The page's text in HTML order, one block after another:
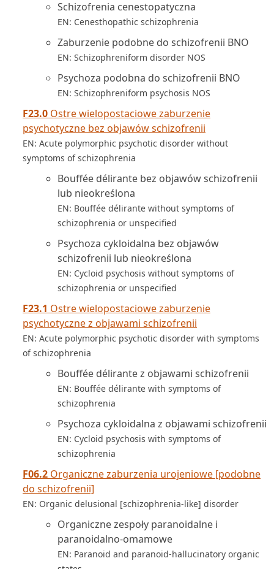
Schizofrenia cenestopatyczna
EN: Cenesthopathic schizophrenia
Zaburzenie podobne do schizofrenii BNO
EN: Schizophreniform disorder NOS
Psychoza podobna do schizofrenii BNO
EN: Schizophreniform psychosis NOS
F23.0 Ostre wielopostaciowe zaburzenie
psychotyczne bez objawów schizofrenii
EN: Acute polymorphic psychotic disorder without
symptoms of schizophrenia
Bouffée délirante bez objawów schizofrenii
lub nieokreślona
EN: Bouffée délirante without symptoms of
schizophrenia or unspecified
Psychoza cykloidalna bez objawów
schizofrenii lub nieokreślona
EN: Cycloid psychosis without symptoms of
schizophrenia or unspecified
F23.1 Ostre wielopostaciowe zaburzenie
psychotyczne z objawami schizofrenii
EN: Acute polymorphic psychotic disorder with symptoms
of schizophrenia
Bouffée délirante z objawami schizofrenii
EN: Bouffée délirante with symptoms of
schizophrenia
Psychoza cykloidalna z objawami schizofrenii
EN: Cycloid psychosis with symptoms of
schizophrenia
F06.2 Organiczne zaburzenia urojeniowe [podobne
do schizofrenii]
EN: Organic delusional [schizophrenia-like] disorder
Organiczne zespoły paranoidalne i
paranoidalno-omamowe
EN: Paranoid and paranoid-hallucinatory organic